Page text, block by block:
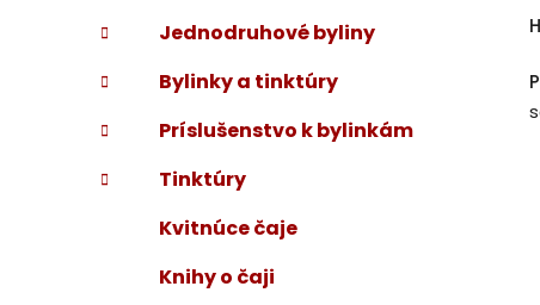
Jednodruhové byliny
Bylinky a tinktúry
Príslušenstvo k bylinkám
Tinktúry
Kvitnúce čaje
Knihy o čaji